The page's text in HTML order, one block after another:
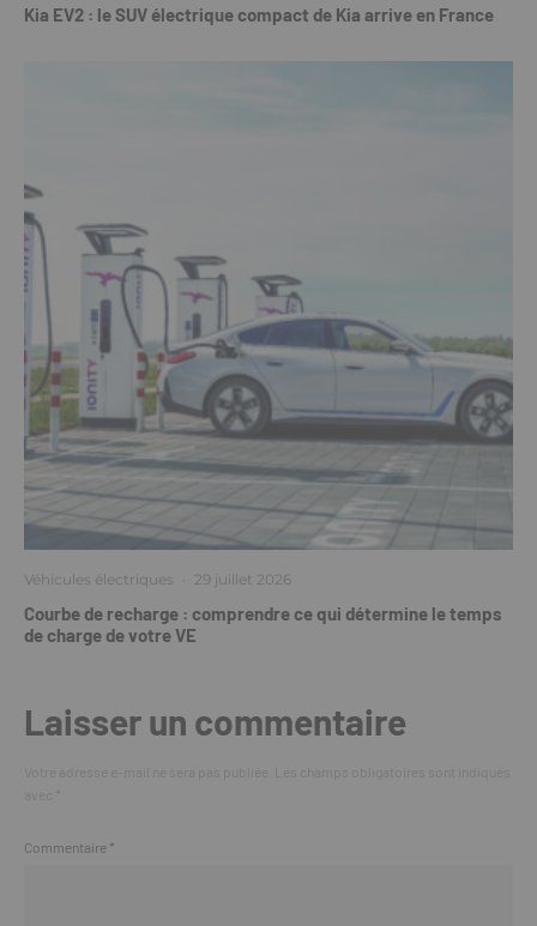
Kia EV2 : le SUV électrique compact de Kia arrive en France
Véhicules électriques · 29 juillet 2026
Courbe de recharge : comprendre ce qui détermine le temps
de charge de votre VE
Laisser un commentaire
Commentaire *